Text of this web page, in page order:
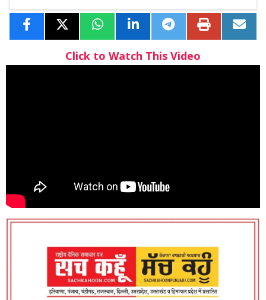
Click to Watch This Video